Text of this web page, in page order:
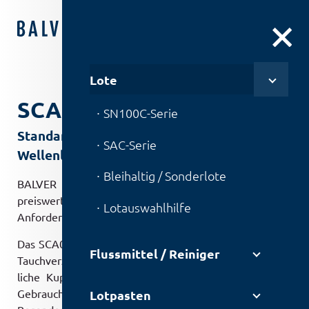
SCA0703
Standardlot für Selektiv-, Tauch- und
Wellenlöten
BALVER ZINN LOT SCA0703 (SnCu0,7Ag0,3) ist ein
preiswertes Standardlot, wenn keine besonderen
Anforderungen an die Zuverlässigkeit gestellt werden.
Das SCA0703 kann beim Wellen­löten, Selektiv­löten und
Tauch­verzinnen einge­setzt werden, solange die deut­
liche Kupfer­ablegierung nicht die Zuverlässig­keit und
Gebrauchs­tüchtigkeit der Löt­stelle beein­flusst.
Lote
SN100C-Serie
SAC-Serie
Bleihaltig / Sonderlote
Lotauswahlhilfe
Flussmittel / Reiniger
Lotpasten